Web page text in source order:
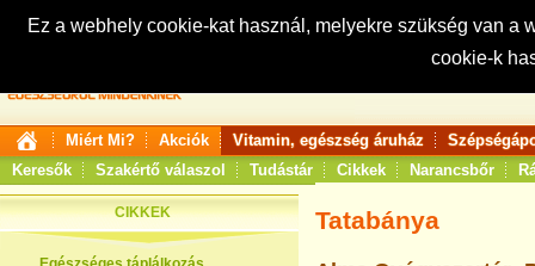
Ez a webhely cookie-kat használ, melyekre szükség van
cookie-k
Keresés:
Miért Mi? Akciók Vitamin, egészség áruház
Keresők
Szakértő válaszol Tudástár Cikkek Narancsbőr
CIKKEK Tatabánya